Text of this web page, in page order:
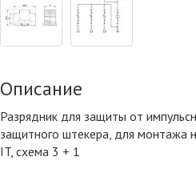
Описание
Разрядник для защиты от
защитного штекера, для монтажа
IT, схема 3 + 1